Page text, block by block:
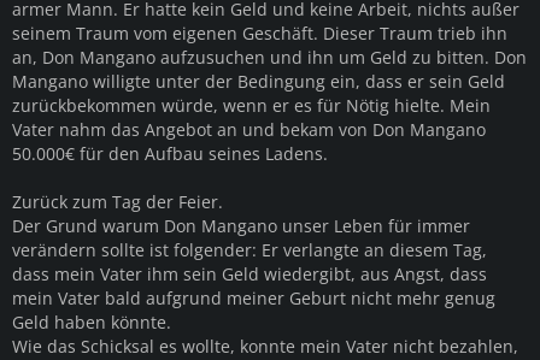
armer Mann. Er hatte kein Geld und keine Arbeit, nichts außer
seinem Traum vom eigenen Geschäft. Dieser Traum trieb ihn
an, Don Mangano aufzusuchen und ihn um Geld zu bitten. Don
Mangano willigte unter der Bedingung ein, dass er sein Geld
zurückbekommen würde, wenn er es für Nötig hielte. Mein
Vater nahm das Angebot an und bekam von Don Mangano
50.000€ für den Aufbau seines Ladens.
Zurück zum Tag der Feier.
Der Grund warum Don Mangano unser Leben für immer
verändern sollte ist folgender: Er verlangte an diesem Tag,
dass mein Vater ihm sein Geld wiedergibt, aus Angst, dass
mein Vater bald aufgrund meiner Geburt nicht mehr genug
Geld haben könnte.
Wie das Schicksal es wollte, konnte mein Vater nicht bezahlen,